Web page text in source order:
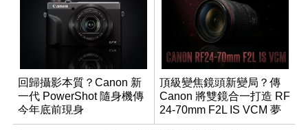
回歸攝影本質？Canon 新
一代 PowerShot 隨身機傳
今年底前現身
頂級變焦鏡頭新變局？傳
Canon 將雙鏡合一打造 RF
24-70mm F2L IS VCM 夢
幻規格